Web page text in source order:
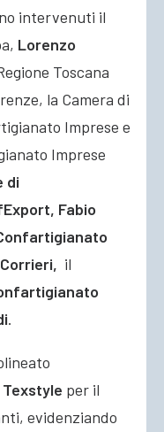
intervenuti il
Lorenzo
Toscana
la Camera di
Imprese e
Imprese
di
Fabio
il
.
Texstyle per il
evidenziando